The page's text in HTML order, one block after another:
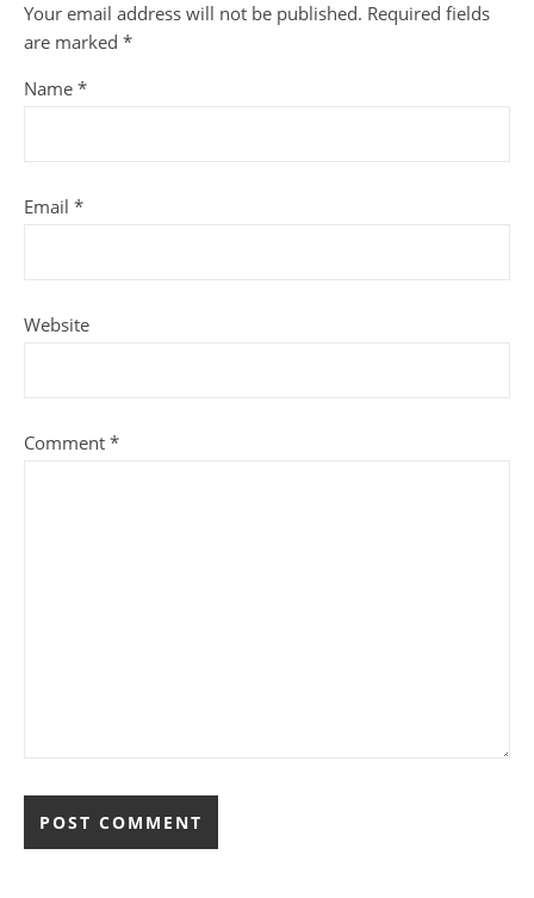
Your email address will not be published. Required fields
are marked *
Name *
Email *
Website
Comment *